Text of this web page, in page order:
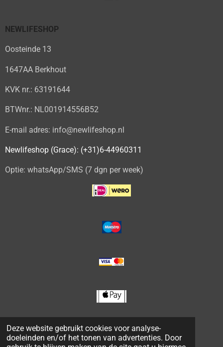
Deze website gebruikt cookies voor analyse-
doeleinden en/of het tonen van advertenties. Door
NEWLIFESHOP
Oosteinde 13
1647AA Berkhout
KVK nr.: 63191644
BTWnr.: NL001914556B52
E-mail adres: info@newlifeshop.nl
Newlifeshop (Grace): (+31)6-44960311
Optie: whatsApp/SMS (7 dgn per week)
© 2020 - 2026 NEWLIFESHOP